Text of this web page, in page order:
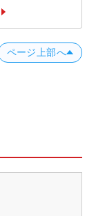
ページ上部へ